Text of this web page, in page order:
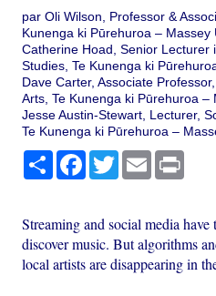
par Oli Wilson, Professor &
Kunenga ki Pūrehuroa – Massey
Catherine Hoad, Senior Lecturer
Studies, Te Kunenga ki
Dave Carter, Associate
Arts, Te Kunenga ki Pūrehuroa –
Jesse Austin-Stewart, Lecturer,
Te Kunenga ki Pūrehuroa –
PartagerFacebook
TwitterEmail
Streaming and social media
discover music. But algorithms
local artists are disappearing in